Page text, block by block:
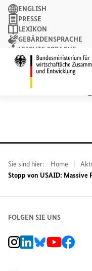
Suchbegriff
Suchen
ENGLISH
PRESSE
LEXIKON
GEBÄRDENSPRACHE
LEICHTE SPRACHE
NEWSLETTER
Schulze zu
„Massive
Sie sind hier: Home
Stopp von USAID: Massive
FOLGEN SIE UNS
BMZ Instagram-Kanal,
BMZ LinkedIn
BMZ Bluesky-Seite,
BMZ Youtube-
BMZ